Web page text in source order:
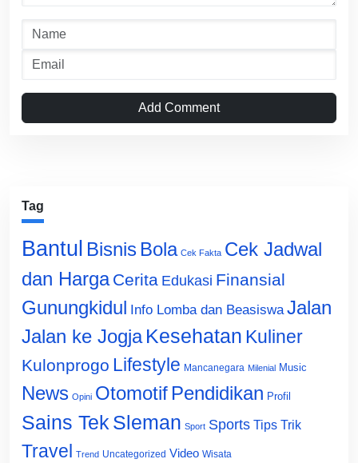
Add Comment
Tag
Bantul Bisnis Bola Cek Fakta Cek Jadwal
dan Harga Cerita Edukasi Finansial
Gunungkidul Info Lomba dan Beasiswa Jalan
Jalan ke Jogja Kesehatan Kuliner
Kulonprogo Lifestyle Mancanegara Milenial Music
News Opini Otomotif Pendidikan Profil
Sains Tek Sleman Sport Sports Tips Trik
Travel Trend Uncategorized Video Wisata